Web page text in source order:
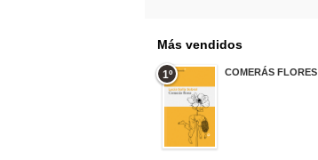
Más vendidos
1º COMERÁS FLORES